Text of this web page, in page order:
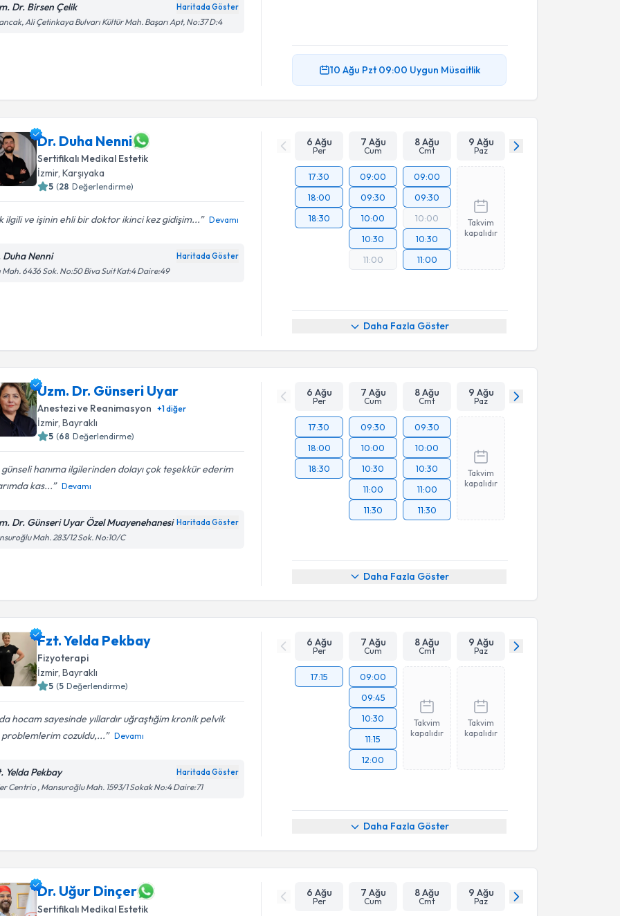
Dr. Birsen Çelik Haritada Göster
Ali Çetinkaya Bulvarı Kültür Mah. Başarı Apt, No:37 D:4
10 Ağu Pzt 09:00 Uygun Müsaitlik
Dr. Duha Nenni
Sertifikalı Medikal Estetik
İzmir, Karşıyaka
5 (28 Değerlendirme)
ilgili ve işinin ehli bir doktor ikinci kez gidişim... Devamı
Duha Nenni Haritada Göster
Mah. 6436 Sok. No:50 Biva Suit Kat:4 Daire:49
6 Ağu
Per
7 Ağu
Cum
8 Ağu
Cmt
9 Ağu
Paz
17:30
18:00
18:30
09:00
09:30
10:00
10:30
11:00
09:00
09:30
10:00
10:30
11:00
Takvim
kapalıdır
Daha Fazla Göster
Uzm. Dr. Günseri Uyar
Anestezi ve Reanimasyon +1diğer
İzmir, Bayraklı
5 (68 Değerlendirme)
hanıma ilgilerinden dolayı çok teşekkür ederim
kas...
Devamı
Dr. Günseri Uyar Özel Muayenehanesi Haritada Göster
Mah. 283/12 Sok. No:10/C
6 Ağu
Per
7 Ağu
Cum
8 Ağu
Cmt
9 Ağu
Paz
17:30
18:00
18:30
09:30
10:00
10:30
11:00
11:30
09:30
10:00
10:30
11:00
11:30
Takvim
kapalıdır
Daha Fazla Göster
Fzt. Yelda Pekbay
Fizyoterapi
İzmir, Bayraklı
5 (5 Değerlendirme)
hocam sayesinde yıllardır uğraştığim kronik pelvik
problemlerim cozuldu,...
Devamı
Yelda Pekbay Haritada Göster
Centrio , Mansuroğlu Mah. 1593/1 Sokak No:4 Daire:71
6 Ağu
Per
7 Ağu
Cum
8 Ağu
Cmt
9 Ağu
Paz
17:15
09:00
09:45
10:30
11:15
12:00
Takvim
kapalıdır
Takvim
kapalıdır
Daha Fazla Göster
Dr. Uğur Dinçer
Sertifikalı Medikal Estetik
6 Ağu
Per
7 Ağu
Cum
8 Ağu
Cmt
9 Ağu
Paz